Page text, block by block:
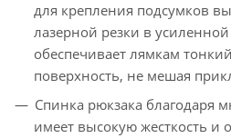
для крепления подсумков
лазерной резки в
обеспечивает лямкам
поверхность, не мешая
Cпинка рюкзака благодаря
имеет высокую жесткость и